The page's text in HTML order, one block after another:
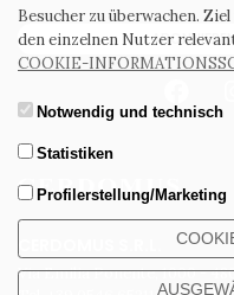
Via Emilia Ponente, 1000 -
Besucher zu überwachen.
den einzelnen Nutzer
COOKIE-
Notwendig und technisch
Statistiken
Profilerstellung/Marketing